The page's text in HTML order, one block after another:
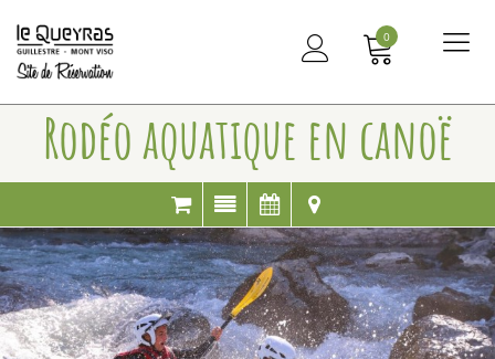
0
Rodéo aquatique en canoë